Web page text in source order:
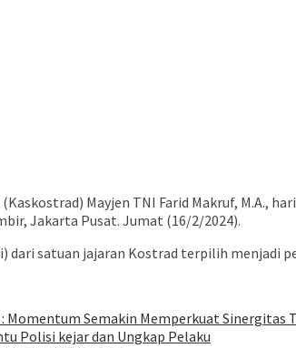
Mayjen TNI Farid Makruf, M.A.,
Jakarta Pusat. Jumat (16/2/2024).
dari satuan jajaran Kostrad terpilih menjadi
Momentum Semakin Memperkuat Sinergitas
Polisi kejar dan Ungkap Pelaku